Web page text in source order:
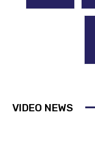
VIDEO NEWS